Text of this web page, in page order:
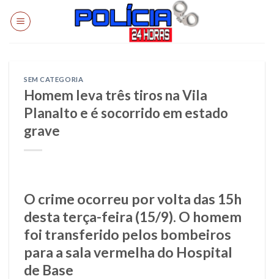
SEM CATEGORIA
Homem leva três tiros na Vila
Planalto e é socorrido em estado
grave
O crime ocorreu por volta das 15h
desta terça-feira (15/9). O homem
foi transferido pelos bombeiros
para a sala vermelha do Hospital
de Base